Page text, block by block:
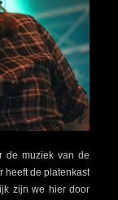
de muziek van de
heeft de platenkast
zijn we hier door